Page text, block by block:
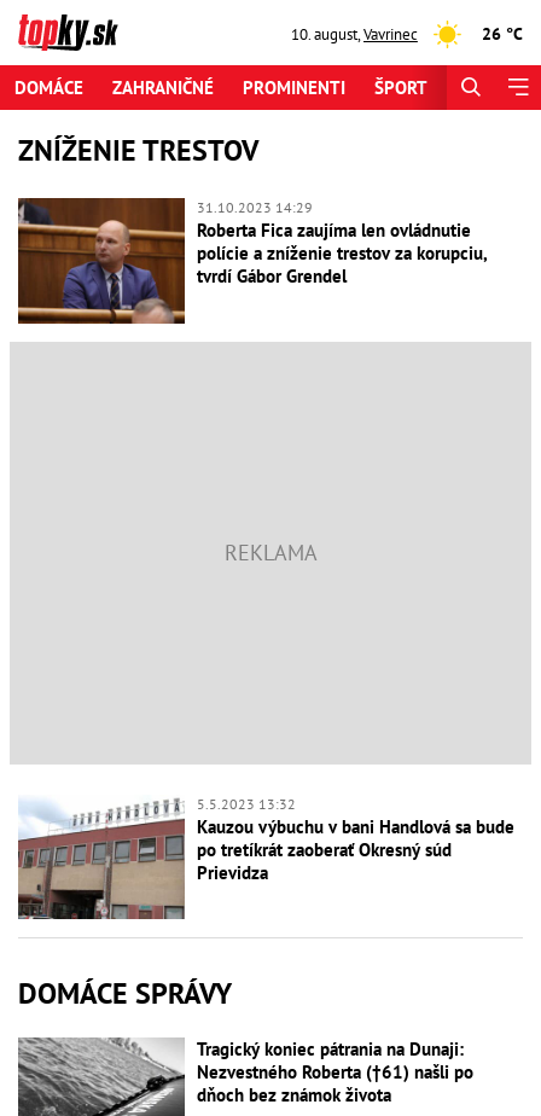
10. august,Vavrinec 26 °C
DOMÁCE ZAHRANIČNÉ PROMINENTI ŠPORT
ZNÍŽENIE TRESTOV
31.10.2023 14:29
Roberta Fica zaujíma len ovládnutie
polície a zníženie trestov za korupciu,
tvrdí Gábor Grendel
5.5.2023 13:32
Kauzou výbuchu v bani Handlová sa bude
po tretíkrát zaoberať Okresný súd
Prievidza
DOMÁCE SPRÁVY
Tragický koniec pátrania na Dunaji:
Nezvestného Roberta (†61) našli po
dňoch bez známok života